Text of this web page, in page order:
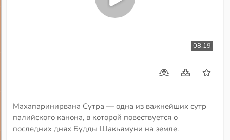
08:19
Махапаринирвана Сутра — одна из важнейших сутр
палийского канона, в которой повествуется о
последних днях Будды Шакьямуни на земле.